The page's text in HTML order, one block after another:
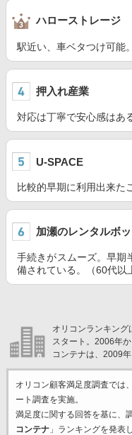
ハローストレージ
駅近い、車ベタつけ可能
押入れ産業
対応は丁寧で安心感はあ
U-SPACE
比較的早期に利用出来た
加瀬のレンタルボ
手続きがスムーズ。早期
備されている。（60代以
オリコンランキング
スタート。2006年
コンテナは、2009
オリコン顧客満足度調査では
ート調査を実施。
満足度に関する回答を基に、
コンテナ」ランキングを発表